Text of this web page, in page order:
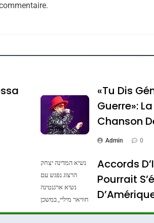
«Tu Dis
Guerre»:
Chanson
Admin 0
נשיא המדינה יצחק
הרצוג נפגש עם
נשיא ארגנטינה
חוויאר מיליי, במשכן
הנשיא בירושלים.
Accords
Pourrait
Admin 0
De Loya Stauber